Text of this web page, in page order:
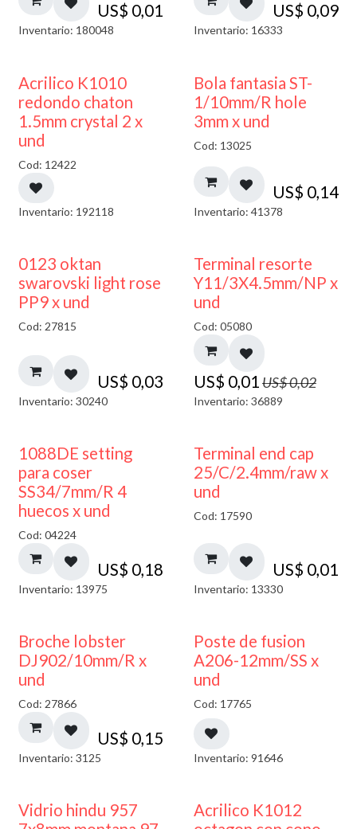
US$ 0,01
Inventario: 180048
US$ 0,09
Inventario: 16333
50% DESCUENTO
Acrilico K1010
redondo chaton
1.5mm crystal 2 x
und
Cod: 12422
Inventario: 192118
Bola fantasia ST-
1/10mm/R hole
3mm x und
Cod: 13025
US$ 0,14
Inventario: 41378
0123 oktan
swarovski light rose
PP9 x und
Cod: 27815
US$ 0,03
Inventario: 30240
50% DESCUENTO
Terminal resorte
Y11/3X4.5mm/NP x
und
Cod: 05080
US$ 0,01 US$0,02
Inventario: 36889
1088DE setting
para coser
SS34/7mm/R 4
huecos x und
Cod: 04224
US$ 0,18
Inventario: 13975
Terminal end cap
25/C/2.4mm/raw x
und
Cod: 17590
US$ 0,01
Inventario: 13330
Broche lobster
DJ902/10mm/R x
und
Cod: 27866
US$ 0,15
Inventario: 3125
Poste de fusion
A206-12mm/SS x
und
Cod: 17765
Inventario: 91646
Vidrio hindu 957
Acrilico K1012